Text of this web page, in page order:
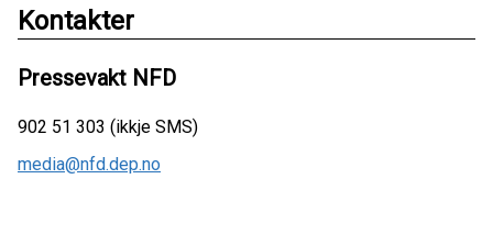
Kontakter
Pressevakt NFD
902 51 303 (ikkje SMS)
media@nfd.dep.no